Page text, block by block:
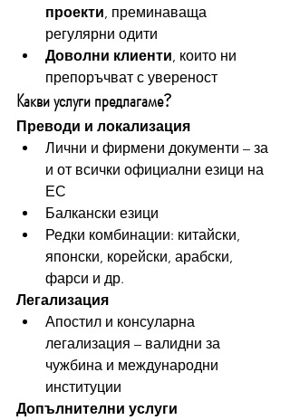
проекти , преминаваща
регулярни одити
Доволни клиенти , които ни
препоръчват с увереност
Какви услуги предлагаме?
Преводи и локализация
Лични и фирмени документи – за
и от всички официални езици на
ЕС
Балкански езици
Редки комбинации: китайски,
японски, корейски, арабски,
фарси и др.
Легализация
Апостил и консуларна
легализация – валидни за
чужбина и международни
институции
Допълнителни услуги